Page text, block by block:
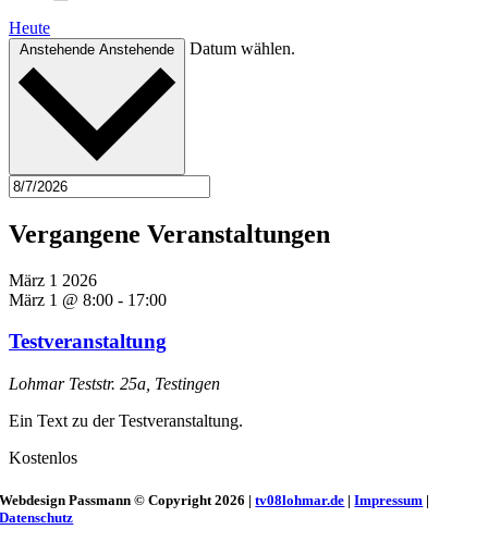
Heute
Anstehende Anstehende Datum wählen.
Vergangene Veranstaltungen
März 1 2026
März 1 @ 8:00 - 17:00
Testveranstaltung
Lohmar Teststr. 25a, Testingen
Ein Text zu der Testveranstaltung.
Kostenlos
Webdesign Passmann © Copyright 2026 |tv08lohmar.de |Impressum |
Datenschutz